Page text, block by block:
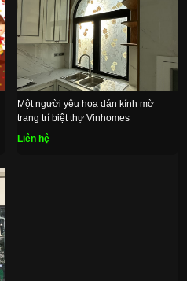
Một người yêu hoa dán kính mờ
trang trí biệt thự Vinhomes
Liên hệ